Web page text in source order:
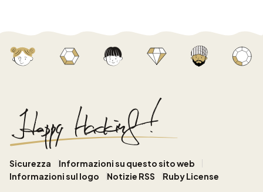
Sicurezza
Informazioni su questo sito web
Informazioni sul logo
Notizie RSS Ruby License